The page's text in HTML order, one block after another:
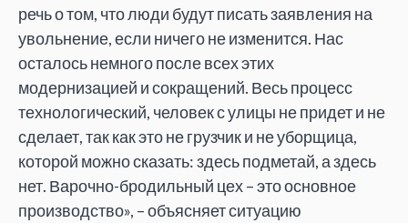
речь о том, что люди будут писать заявления на
увольнение, если ничего не изменится. Нас
осталось немного после всех этих
модернизацией и сокращений. Весь процесс
технологический, человек с улицы не придет и не
сделает, так как это не грузчик и не уборщица,
которой можно сказать: здесь подметай, а здесь
нет. Варочно-бродильный цех – это основное
производство», – объясняет ситуацию